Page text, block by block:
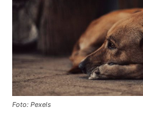
Foto: Pexels